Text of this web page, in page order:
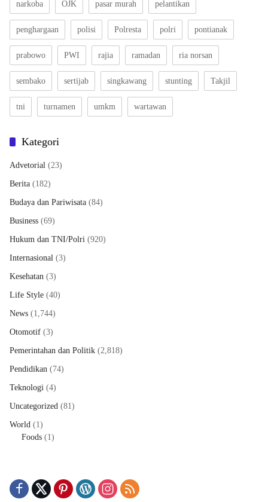
narkoba OJK pasar murah pelantikan
penghargaan polisi Polresta polri pontianak
prabowo PWI rajia ramadan ria norsan
sembako sertijab singkawang stunting Takjil
tni turnamen umkm wartawan
Kategori
Advetorial (23)
Berita (182)
Budaya dan Pariwisata (84)
Business (69)
Hukum dan TNI/Polri (920)
Internasional (3)
Kesehatan (3)
Life Style (40)
News (1,744)
Otomotif (3)
Pemerintahan dan Politik (2,818)
Pendidikan (74)
Teknologi (4)
Uncategorized (81)
World (1)
Foods (1)